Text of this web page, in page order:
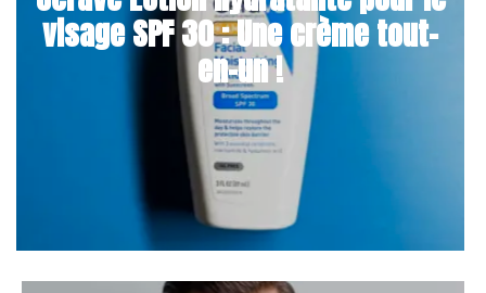
visage SPF 30 : Une crème tout-
en-un !